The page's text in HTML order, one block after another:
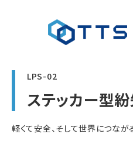
LPS-02
ステッカー型
軽くて安全、そして世界につなが